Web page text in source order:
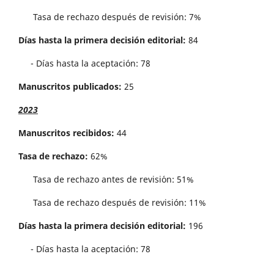
Tasa de rechazo después de revisión: 7%
Días hasta la primera decisión editorial: 84
- Días hasta la aceptación: 78
Manuscritos publicados: 25
2023
Manuscritos recibidos: 44
Tasa de rechazo: 62%
Tasa de rechazo antes de revisi´on: 51%
Tasa de rechazo después de revisión: 11%
Días hasta la primera decisión editorial: 196
- Días hasta la aceptación: 78